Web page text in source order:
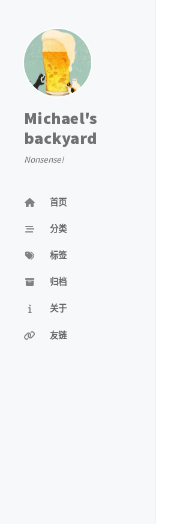
Michael's
backyard
Nonsense!
首页
分类
标签
归档
关于
友链